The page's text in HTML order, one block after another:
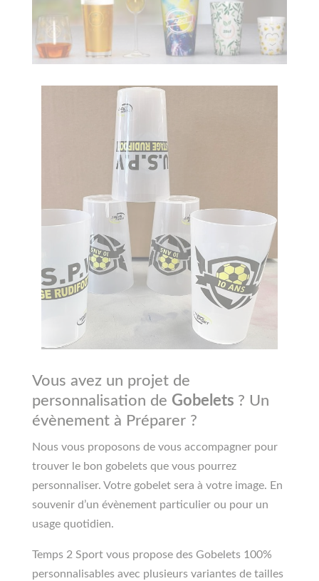
Vous avez un projet de
personnalisation de Gobelets ? Un
évènement à Préparer ?
Nous vous proposons de vous accompagner pour
trouver le bon gobelets que vous pourrez
personnaliser. Votre gobelet sera à votre image. En
souvenir d’un évènement particulier ou pour un
usage quotidien.
Temps 2 Sport vous propose des Gobelets 100%
personnalisables avec plusieurs variantes de tailles